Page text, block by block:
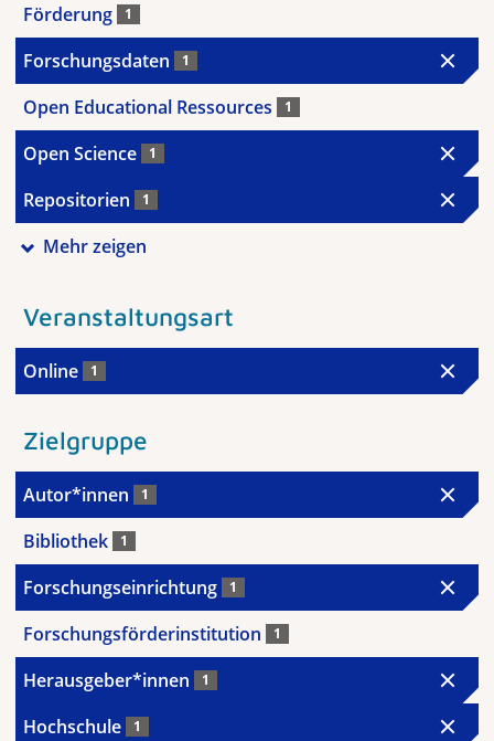
Förderung 1
Forschungsdaten 1
Open Educational Ressources 1
Open Science 1
Repositorien 1
Mehr zeigen
Veranstaltungsart
Online 1
Zielgruppe
Autor*innen 1
Bibliothek 1
Forschungseinrichtung 1
Forschungsförderinstitution 1
Herausgeber*innen 1
Hochschule 1